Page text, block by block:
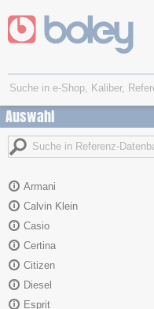
Auswahl
Armani
Calvin Klein
Casio
Certina
Citizen
Diesel
Esprit